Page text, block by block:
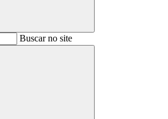
BuscarBuscar no site